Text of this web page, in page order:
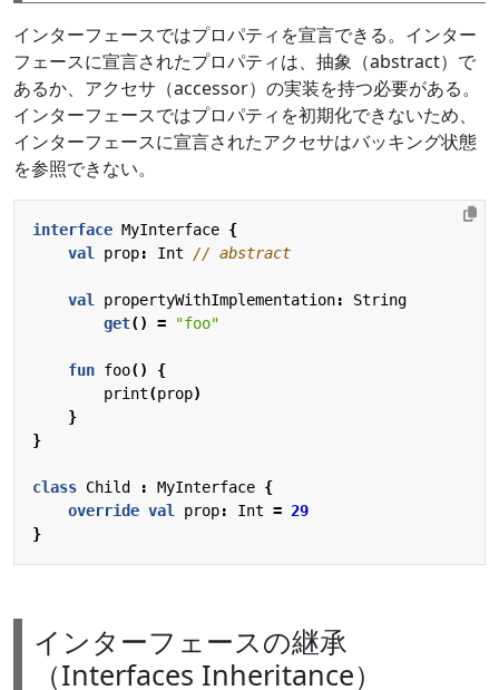
インターフェースではプロパティを宣言できる。インター
フェースに宣言されたプロパティは、抽象（abstract）で
あるか、アクセサ（accessor）の実装を持つ必要がある。
インターフェースではプロパティを初期化できないため、
インターフェースに宣言されたアクセサはバッキング状態
を参照できない。
interface MyInterface {
val
prop: Int
val propertyWithImplementation:
String
get() = "foo"
fun foo()
{
print(prop)
}
}
class Child : MyInterface {
override val prop: Int = 29
}
インターフェースの継承
（Interfaces Inheritance）